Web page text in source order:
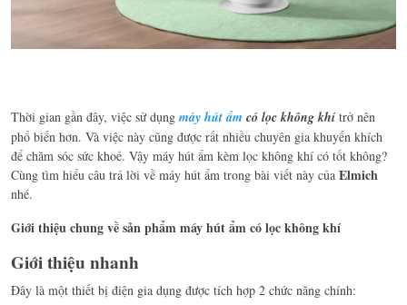
Thời gian gần đây, việc sử dụng máy hút ẩm có lọc không khítrở nên
phổ biến hơn. Và việc này cũng được rất nhiều chuyên gia khuyến khích
để chăm sóc sức khoẻ. Vậy máy hút ẩm kèm lọc không khí có tốt không?
Cùng tìm hiểu câu trả lời về máy hút ẩm trong bài viết này của Elmich
nhé.
Giới thiệu chung về sản phẩm máy hút ẩm có lọc không khí
Giới thiệu nhanh
Đây là một thiết bị điện gia dụng được tích hợp 2 chức năng chính: